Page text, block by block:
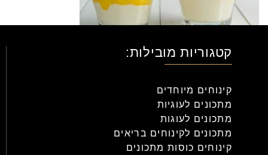
קטגוריות מובילות:
קינוחים מיוחדים
מתכונים לעוגיות
מתכונים לעוגות
מתכונים לקינוחים בריאים
קינוחים כוסות מתכונים